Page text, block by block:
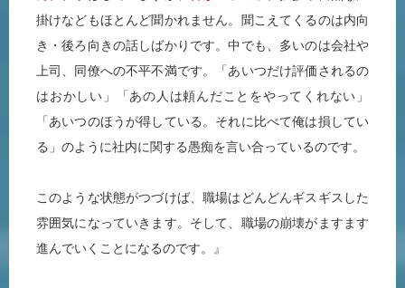
掛けなどもほとんど聞かれません。聞こえてくるのは内向
き・後ろ向きの話しばかりです。中でも、多いのは会社や
上司、同僚への不平不満です。「あいつだけ評価されるの
はおかしい」「あの人は頼んだことをやってくれない」
「あいつのほうが得している。それに比べて俺は損してい
る」のように社内に関する愚痴を言い合っているのです。
このような状態がつづけば、職場はどんどんギスギスした
雰囲気になっていきます。そして、職場の崩壊がますます
進んでいくことになるのです。』